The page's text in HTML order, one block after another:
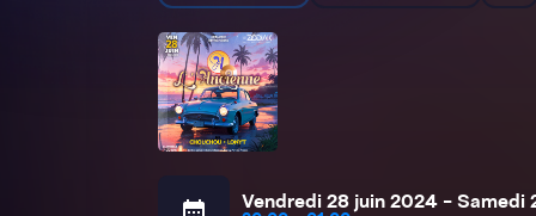
Vendredi 28 juin 2024 - Samedi